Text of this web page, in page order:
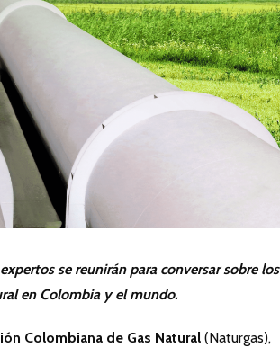
se reunirán para conversar sobre los
en Colombia y el mundo.
Colombiana de Gas Natural (Naturgas),